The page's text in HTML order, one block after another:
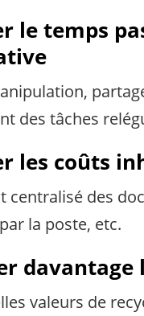
le temps
des tâches
les coûts
centralisé des
la poste, etc.
valeurs de